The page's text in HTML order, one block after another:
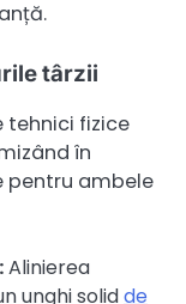
târzii
tehnici fizice
în
pentru ambele
Alinierea
unghi solidde